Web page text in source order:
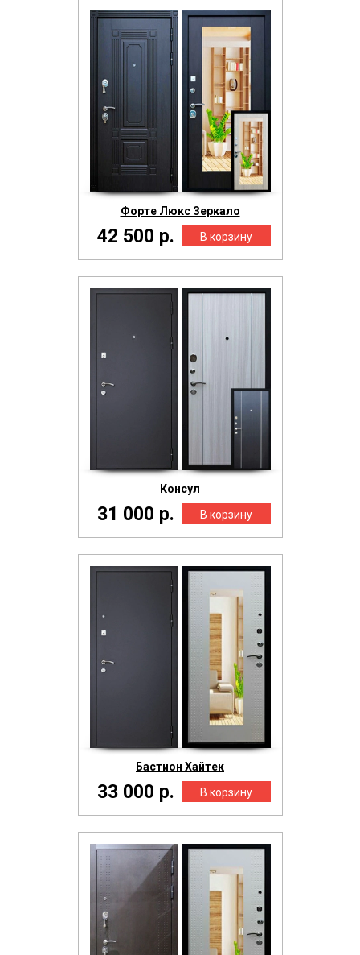
Форте Люкс Зеркало
42 500 р.
Консул
31 000 р.
Бастион Хайтек
33 000 р.